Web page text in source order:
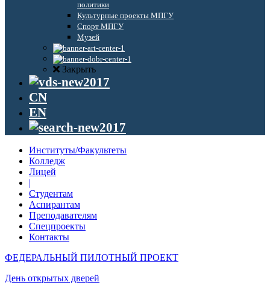
политики
Культурные проекты МПГУ
Спорт МПГУ
Музей
Закрыть
CN
EN
Институты/Факультеты
Колледж
Лицей
|
Студентам
Аспирантам
Преподавателям
Спецпроекты
Контакты
ФЕДЕРАЛЬНЫЙ ПИЛОТНЫЙ ПРОЕКТ
День открытых дверей